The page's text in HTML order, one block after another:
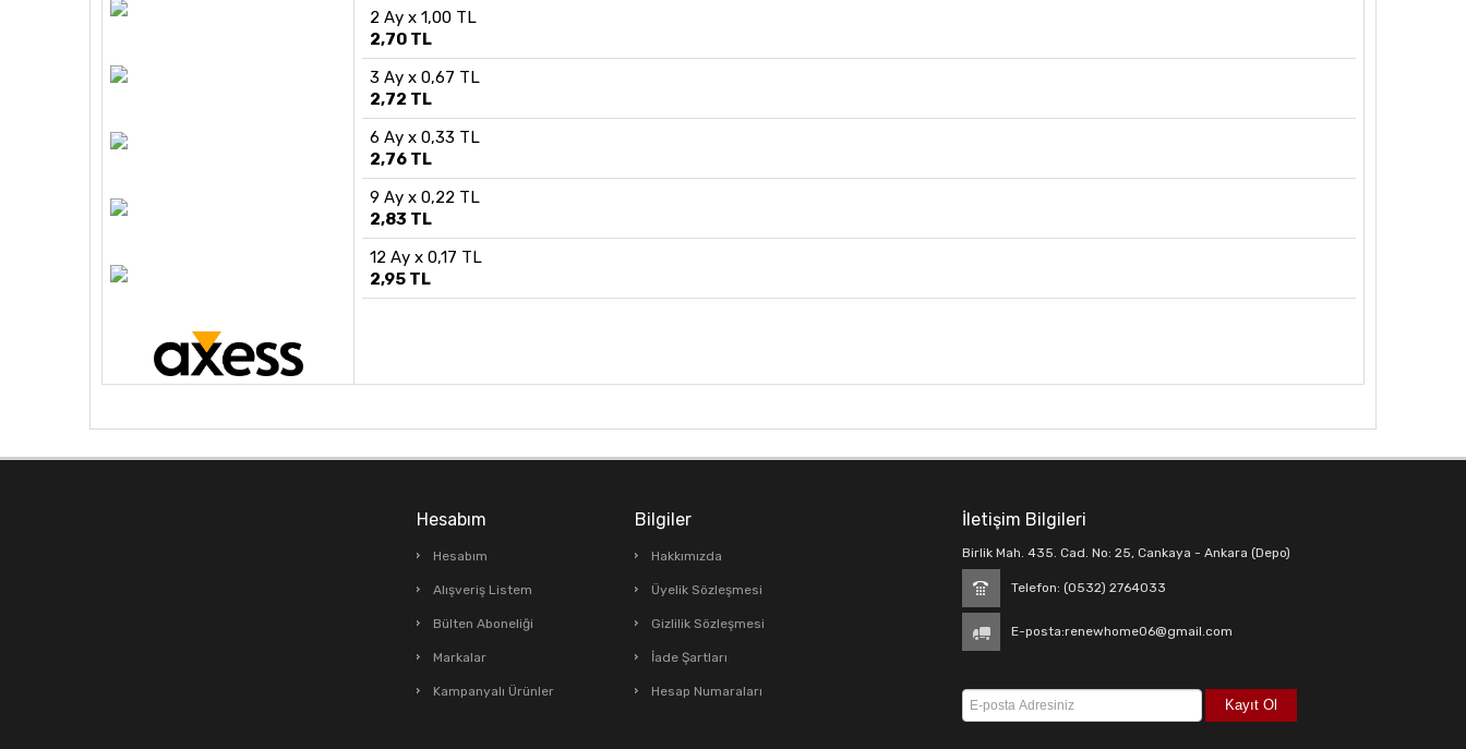
2 Ay x 1,00 TL
2,70 TL
3 Ay x 0,67 TL
2,72 TL
6 Ay x 0,33 TL
2,76 TL
9 Ay x 0,22 TL
2,83 TL
12 Ay x 0,17 TL
2,95 TL
Hesabım
Hesabım
Alışveriş Listem
Bülten Aboneliği
Markalar
Kampanyalı Ürünler
Bilgiler
Hakkımızda
Üyelik Sözleşmesi
Gizlilik Sözleşmesi
İade Şartları
Hesap Numaraları
İletişim Bilgileri
Birlik Mah. 435. Cad. No: 25, Cankaya - Ankara (Depo)
Telefon: (0532) 2764033
E-posta:renewhome06@gmail.com